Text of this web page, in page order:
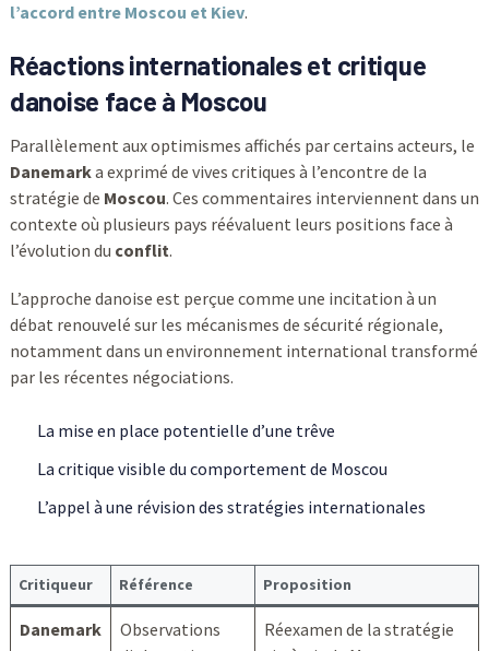
l’accord entre Moscou et Kiev.
Réactions internationales et critique
danoise face à Moscou
Parallèlement aux optimismes affichés par certains acteurs, le
Danemarka exprimé de vives critiques à l’encontre de la
stratégie de Moscou. Ces commentaires interviennent dans un
contexte où plusieurs pays réévaluent leurs positions face à
l’évolution du conflit.
L’approche danoise est perçue comme une incitation à un
débat renouvelé sur les mécanismes de sécurité régionale,
notamment dans un environnement international transformé
par les récentes négociations.
La mise en place potentielle d’une trêve
La critique visible du comportement de Moscou
L’appel à une révision des stratégies internationales
Critiqueur Référence Proposition
Danemark
Observations
Réexamen de la stratégie